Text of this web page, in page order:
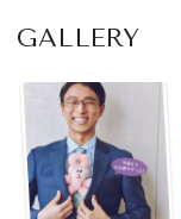
GALLERY